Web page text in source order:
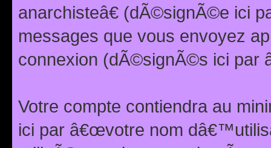
anarchisteâ€ (dÃ©signÃ©e ici
messages que vous envoyez
connexion (dÃ©signÃ©s ici par
Votre compte contiendra au
ici par â€œvotre nom